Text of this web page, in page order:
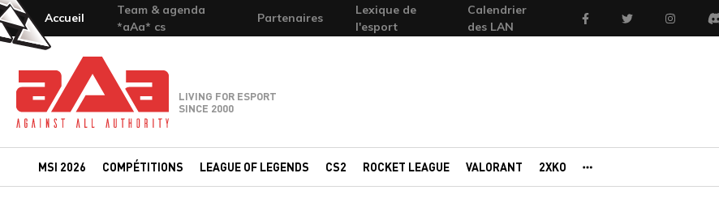
Accueil
Team & agenda
*aAa* cs
Partenaires
Lexique de
l'esport
Calendrier
des LAN
FacebookTwitter
Team-aAa - against All authority
LIVING FOR ESPORT
SINCE 2000
MSI 2026 COMPÉTITIONS LEAGUE OF LEGENDS CS2 ROCKET LEAGUE VALORANT 2XKO